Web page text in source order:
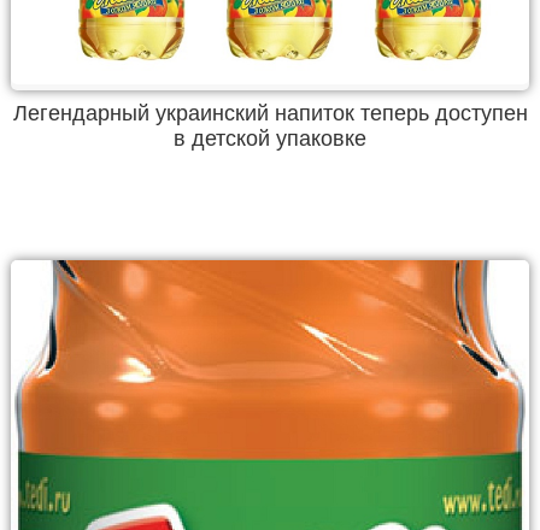
Легендарный украинский напиток теперь доступен
в детской упаковке